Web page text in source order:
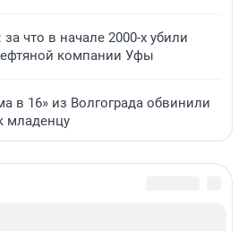
что в начале 2000-х убили
компании Уфы
в 16» из Волгограда обвинили
младенцу